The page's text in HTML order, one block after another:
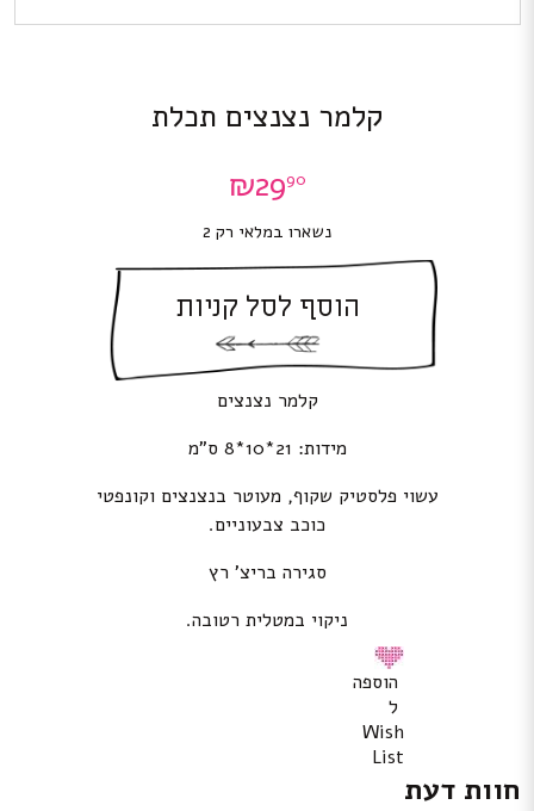
קלמר נצנצים תכלת
₪2990
נשארו במלאי רק 2
הוסף לסל קניות
קלמר נצנצים
מידות: 21*10*8 ס”מ
עשוי פלסטיק שקוף, מעוטר בנצנצים וקונפטי
כוכב צבעוניים.
סגירה בריצ’ רץ
ניקוי במטלית רטובה.
הוספה
ל
Wish
List
חוות דעת